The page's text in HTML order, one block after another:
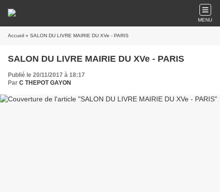
MENU
Accueil » SALON DU LIVRE MAIRIE DU XVe - PARIS
SALON DU LIVRE MAIRIE DU XVe - PARIS
Publié le 20/11/2017 à 18:17
Par C THEPOT GAYON